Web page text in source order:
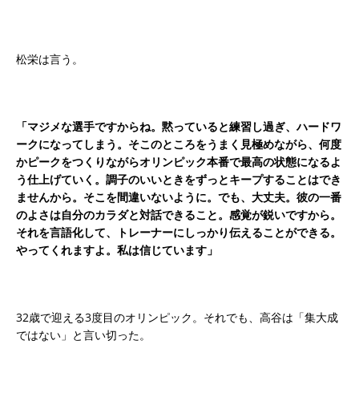
松栄は言う。
「マジメな選手ですからね。黙っていると練習し過ぎ、ハードワ
ークになってしまう。そこのところをうまく見極めながら、何度
かピークをつくりながらオリンピック本番で最高の状態になるよ
う仕上げていく。調子のいいときをずっとキープすることはでき
ませんから。そこを間違いないように。でも、大丈夫。彼の一番
のよさは自分のカラダと対話できること。感覚が鋭いですから。
それを言語化して、トレーナーにしっかり伝えることができる。
やってくれますよ。私は信じています」
32歳で迎える3度目のオリンピック。それでも、高谷は「集大成
ではない」と言い切った。